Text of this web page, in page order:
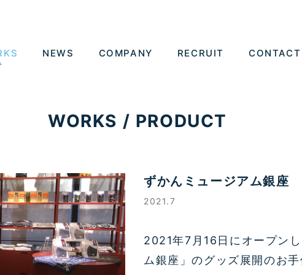
NEWS COMPANY RECRUIT CONTACT
WORKS / PRODUCT
ずかんミュージアム銀座
2021.7
2021年7月16日にオープン
ム銀座」のグッズ展開のお